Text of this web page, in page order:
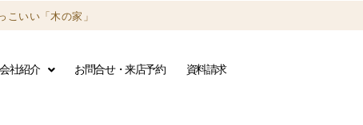
こいい「木の家」
会社紹介 お問合せ・来店予約 資料請求